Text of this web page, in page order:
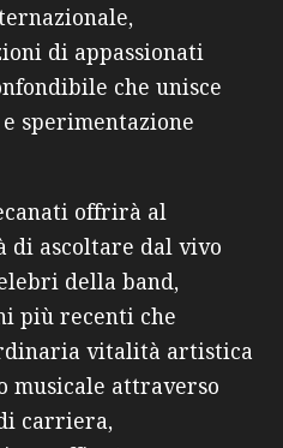
di appassionati
che unisce
sperimentazione
offrirà al
di ascoltare dal vivo
della band,
più recenti che
vitalità artistica
musicale attraverso
carriera,